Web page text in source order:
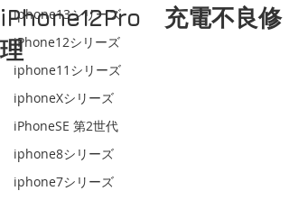
iphone13シリーズ
iPhone12シリーズ
iphone11シリーズ
iphoneXシリーズ
iPhoneSE 第2世代
iphone8シリーズ
iphone7シリーズ
iPhone12Pro 充電不良修
理